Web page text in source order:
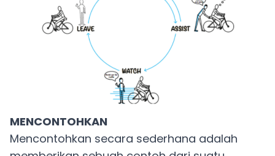
MENCONTOHKAN
Mencontohkan secara sederhana adalah